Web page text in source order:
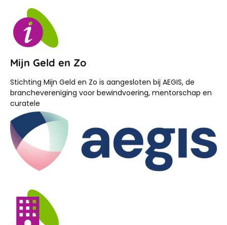
Mijn Geld en Zo
Stichting Mijn Geld en Zo is aangesloten bij AEGIS, de
branchevereniging voor bewindvoering, mentorschap en
curatele